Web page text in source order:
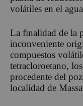
volátiles en el
La finalidad de la
inconveniente
compuestos
tetracloroetano,
procedente del
localidad de